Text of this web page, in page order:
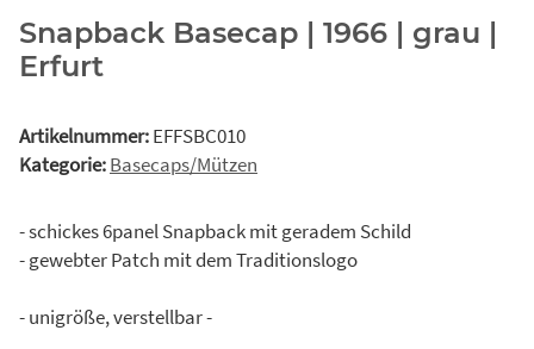
Snapback Basecap | 1966 | grau |
Erfurt
Artikelnummer:EFFSBC010
Kategorie:Basecaps/Mützen
- schickes 6panel Snapback mit geradem Schild
- gewebter Patch mit dem Traditionslogo
- unigröße, verstellbar -